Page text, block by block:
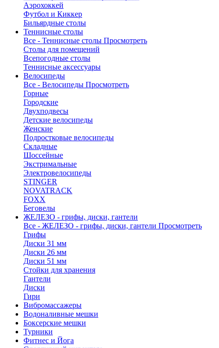
Аэрохоккей
Футбол и Киккер
Бильярдные столы
Теннисные столы
Все - Теннисные столы Просмотреть
Столы для помещений
Всепогодные столы
Теннисные аксессуары
Велосипеды
Все - Велосипеды Просмотреть
Горные
Городские
Двухподвесы
Детские велосипеды
Женские
Подростковые велосипеды
Складные
Шоссейные
Экстримальные
Электровелосипеды
STINGER
NOVATRACK
FOXX
Беговелы
ЖЕЛЕЗО - грифы, диски, гантели
Все - ЖЕЛЕЗО - грифы, диски, гантели Просмотреть
Грифы
Диски 31 мм
Диски 26 мм
Диски 51 мм
Стойки для хранения
Гантели
Диски
Гири
Вибромассажеры
Водоналивные мешки
Боксерские мешки
Турники
Фитнес и Йога